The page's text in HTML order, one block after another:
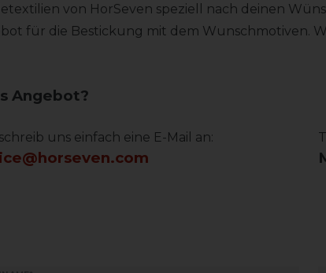
von HorSeven speziell nach deinen
für die Bestickung mit dem Wunschmotiven.
Angebot?
uns einfach eine E-Mail an:
com